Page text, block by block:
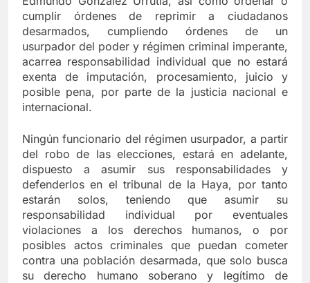
cumplir órdenes de reprimir a ciudadanos
desarmados, cumpliendo órdenes de un
usurpador del poder y régimen criminal imperante,
acarrea responsabilidad individual que no estará
exenta de imputación, procesamiento, juicio y
posible pena, por parte de la justicia nacional e
internacional.
Ningún funcionario del régimen usurpador, a partir
del robo de las elecciones, estará en adelante,
dispuesto a asumir sus responsabilidades y
defenderlos en el tribunal de la Haya, por tanto
estarán solos, teniendo que asumir su
responsabilidad individual por eventuales
violaciones a los derechos humanos, o por
posibles actos criminales que puedan cometer
contra una población desarmada, que solo busca
su derecho humano soberano y legítimo de